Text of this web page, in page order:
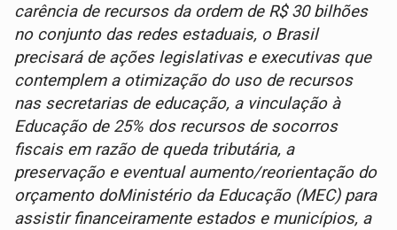
carência de recursos da ordem de R$ 30 bilhões
no conjunto das redes estaduais, o Brasil
precisará de ações legislativas e executivas que
contemplem a otimização do uso de recursos
nas secretarias de educação, a vinculação à
Educação de 25% dos recursos de socorros
fiscais em razão de queda tributária, a
preservação e eventual aumento/reorientação do
orçamento doMinistério da Educação (MEC) para
assistir financeiramente estados e municípios, a